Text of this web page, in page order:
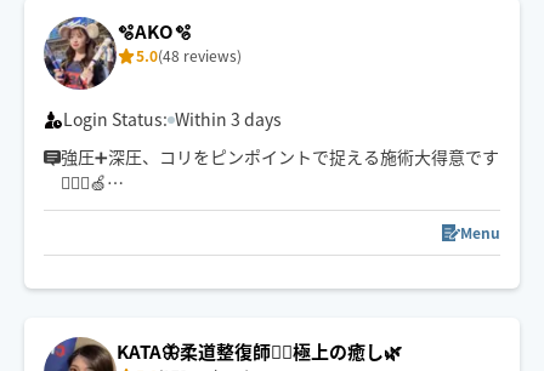
ー🙌
またどうぞよろしくお願いします🙇
🫧AKO🫧
5.0(48 reviews)
Login Status: Within 3 days
強圧➕深圧、コリをピンポイントで捉える施術大得意です
💆🏻‍♀️🍏
小柄ですがパワー全開なのと手が温かくお客様にお褒め
いただくことが多いので是非一度受けてみてほしいです
🌱
※ご新規様は90分以上でのご予約でお願いいたします。
Menu
KATA🦋柔道整復師💁‍♀️極上の癒し🌿